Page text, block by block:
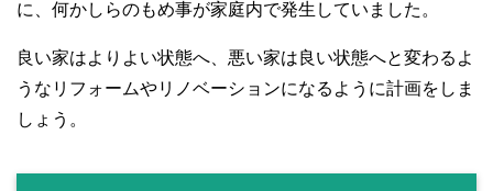
に、何かしらのもめ事が家庭内で発生していました。
良い家はよりよい状態へ、悪い家は良い状態へと変わるよ
うなリフォームやリノベーションになるように計画をしま
しょう。